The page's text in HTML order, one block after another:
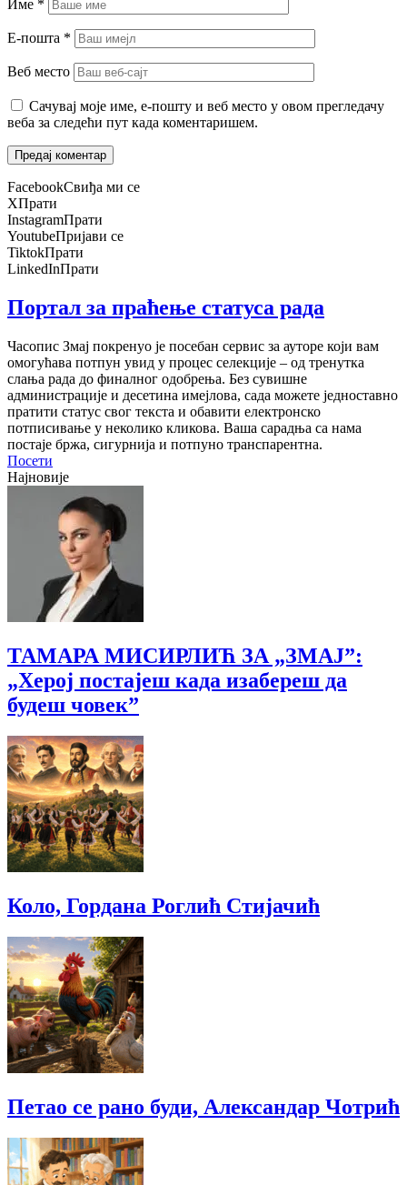
Име *
Е-пошта *
Веб место
Сачувај моје име, е-пошту и веб место у овом прегледачу
веба за следећи пут када коментаришем.
FacebookСвиђа ми се
XПрати
InstagramПрати
YoutubeПријави се
TiktokПрати
LinkedInПрати
Портал за праћење статуса рада
Часопис Змај покренуо је посебан сервис за ауторе који вам
омогућава потпун увид у процес селекције – од тренутка
слања рада до финалног одобрења. Без сувишне
администрације и десетина имејлова, сада можете једноставно
пратити статус свог текста и обавити електронско
потписивање у неколико кликова. Ваша сарадња са нама
постаје бржа, сигурнија и потпуно транспарентна.
Посети
Најновије
ТАМАРА МИСИРЛИЋ ЗА „ЗМАЈ”:
„Херој постајеш када изабереш да
будеш човек”
Коло, Гордана Роглић Стијачић
Петао се рано буди, Александар Чотрић